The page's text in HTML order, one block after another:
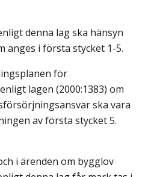
denna lag ska hänsyn
anges i första stycket 1-5.
för
lagen (2000:1383) om
ska vara
av första stycket 5.
i ärenden om bygglov